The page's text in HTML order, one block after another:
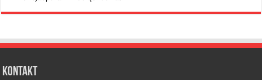
Kontakt